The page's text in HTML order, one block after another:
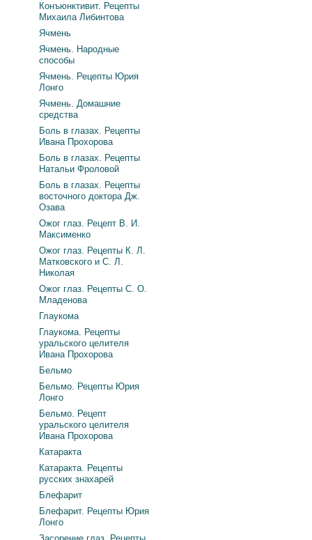
Конъюнктивит. Рецепты
Михаила Либинтова
Ячмень
Ячмень. Народные
способы
Ячмень. Рецепты Юрия
Лонго
Ячмень. Домашние
средства
Боль в глазах. Рецепты
Ивана Прохорова
Боль в глазах. Рецепты
Натальи Фроловой
Боль в глазах. Рецепты
восточного доктора Дж.
Озава
Ожог глаз. Рецепт В. И.
Максименко
Ожог глаз. Рецепты К. Л.
Матковского и С. Л.
Николая
Ожог глаз. Рецепты С. О.
Младенова
Глаукома
Глаукома. Рецепты
уральского целителя
Ивана Прохорова
Бельмо
Бельмо. Рецепты Юрия
Лонго
Бельмо. Рецепт
уральского целителя
Ивана Прохорова
Катаракта
Катаракта. Рецепты
русских знахарей
Блефарит
Блефарит. Рецепты Юрия
Лонго